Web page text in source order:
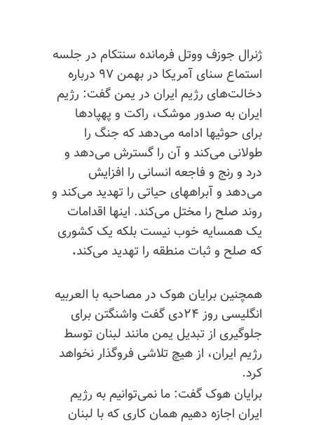
ژنرال جوزف ووتل فرمانده سنتکام در جلسه
استماع سنای آمریکا در بهمن ۹۷ درباره
دخالت‌های رژیم ایران در یمن گفت: رژیم
ایران به صدور موشک، راکت و پهپادها
برای حوثیها ادامه می‌دهد که جنگ را
طولانی می‌کند و آن را گسترش می‌دهد و
درد و رنج و فاجعه انسانی را افزایش
می‌دهد و آبراههای حیاتی را تهدید می‌کند و
روند صلح را مختل می‌کند. اینها اقدامات
یک همسایه خوب نیست بلکه یک کشوری
که صلح و ثبات منطقه را تهدید می‌کند.
همچنین برایان هوک در مصاحبه با العربیه
انگلیسی روز ۲۴دی گفت واشنگتن برای
جلوگیری از تبدیل یمن مانند لبنان توسط
رژیم ایران، از هیچ تلاشی فروگذار نخواهد
کرد.
برایان هوک گفت: ما نمی‌توانیم به رژیم
ایران اجازه دهیم همان کاری که با لبنان